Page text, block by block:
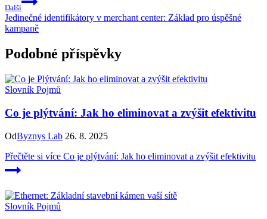
Další
Jedinečné identifikátory v merchant center: Základ pro úspěšné
kampaně
Podobné příspěvky
Slovník Pojmů
Co je plýtvání: Jak ho eliminovat a zvýšit efektivitu
OdByznys Lab 26. 8. 2025
Přečtěte si více Co je plýtvání: Jak ho eliminovat a zvýšit efektivitu
Slovník Pojmů